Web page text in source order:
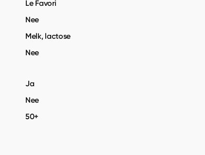
Le Favori
Nee
Melk, lactose
Nee
Ja
Nee
50+